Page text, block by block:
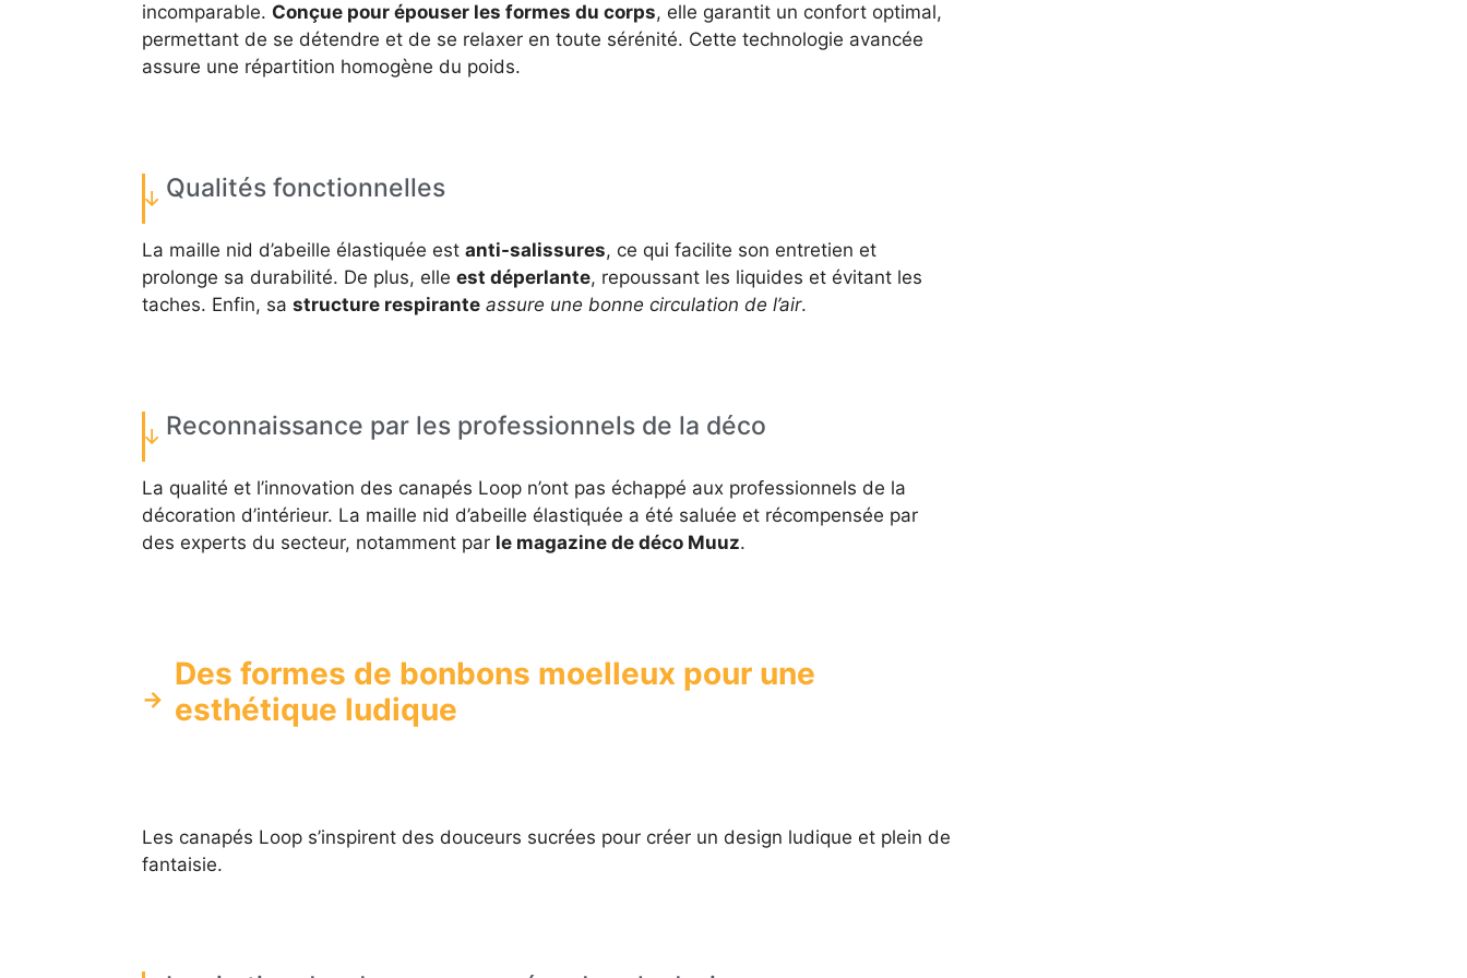
incomparable. Conçue pour épouser les formes du corps, elle garantit un confort optimal,
permettant de se détendre et de se relaxer en toute sérénité. Cette technologie avancée
assure une répartition homogène du poids.
Qualités fonctionnelles
La maille nid d’abeille élastiquée est anti-salissures, ce qui facilite son entretien et
prolonge sa durabilité. De plus, elle est déperlante, repoussant les liquides et évitant les
taches. Enfin, sa structure respirante assure une bonne circulation de l’air.
Reconnaissance par les professionnels de la déco
La qualité et l’innovation des canapés Loop n’ont pas échappé aux professionnels de la
décoration d’intérieur. La maille nid d’abeille élastiquée a été saluée et récompensée par
des experts du secteur, notamment par le magazine de déco Muuz.
Des formes de bonbons moelleux pour une
esthétique ludique
Les canapés Loop s’inspirent des douceurs sucrées pour créer un design ludique et plein de
fantaisie.